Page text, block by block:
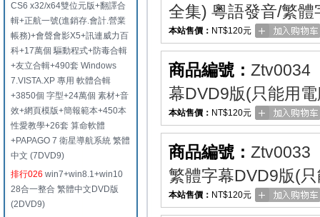
CS6 x32/x64雙位元版+翻譯合
輯+正航一號(進銷存.會計.營業
帳務)+會聲會影X5+訊連威力百
科+17萬個 驅動程式+防毒合輯
+友立合輯+490套 Windows
7.VISTA.XP 專用 軟體合輯
+3850個 字型+24萬個 素材+音
效+網頁模版+簡報範本+450本
性愛教學+26套 算命軟體
+PAPAGO 7 衛星導航系統 繁體
中文 (7DVD9)
排行026 win7+win8.1+win10
28合一整合 繁體中文DVD版
(2DVD9)
全集) 粵語發音/繁
本站售價： NT$120元
商品編號： Ztv0034
幕DVD9版(只能用
本站售價： NT$120元
商品編號： Ztv0033
繁體字幕DVD9版(
本站售價： NT$120元